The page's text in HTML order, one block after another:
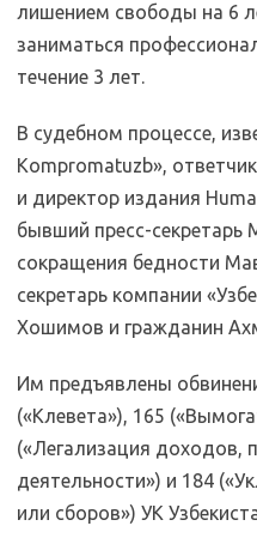
лишением свободы на 6
заниматься
течение 3 лет.
В судебном процессе,
Kompromatuzb»,
и директор издания
бывший пресс-секретарь
сокращения бедности
секретарь компании
Хошимов и гражданин
Им предъявлены
(«Клевета»), 165
(«Легализация доходов,
деятельности») и 184
или сборов») УК